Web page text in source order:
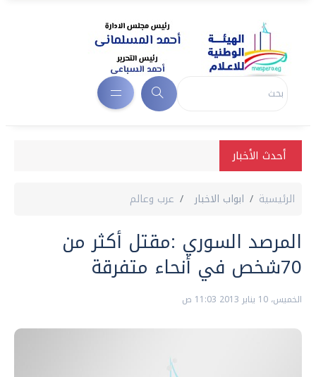
أحدث الأخبار
الرئيسية ابواب الاخبار عرب وعالم
المرصد السوري :مقتل أكثر من
70شخص في أنحاء متفرقة
الخميس، 10 يناير 2013 11:03 ص